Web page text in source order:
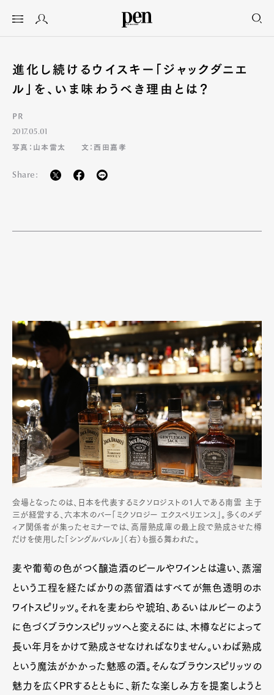
進化し続けるウイスキー「ジャックダニエ
ル」を、いま味わうべき理由とは？
PR
2017.05.01
写真：山本雷太
文：西田嘉孝
Share:
会場となったのは、日本を代表するミクソロジストの１人である南雲 主于
三が経営する、六本木のバー「ミクソロジー エクスペリエンス」。多くのメデ
ィア関係者が集ったセミナーでは、高層熟成庫の最上段で熟成させた樽
だけを使用した「シングルバレル」（右）も振る舞われた。
麦や葡萄の色がつく醸造酒のビールやワインとは違い、蒸溜
という工程を経たばかりの蒸留酒はすべてが無色透明のホ
ワイトスピリッツ。それを麦わらや琥珀、あるいはルビーのよう
に色づくブラウンスピリッツへと変えるには、木樽などによって
長い年月をかけて熟成させなければなりません。いわば熟成
という魔法がかかった魅惑の酒。そんなブラウンスピリッツの
魅力を広くPRするとともに、新たな楽しみ方を提案しようと